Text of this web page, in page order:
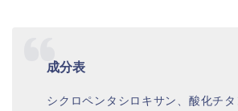
成分表
シクロペンタシロキサン、酸化チ